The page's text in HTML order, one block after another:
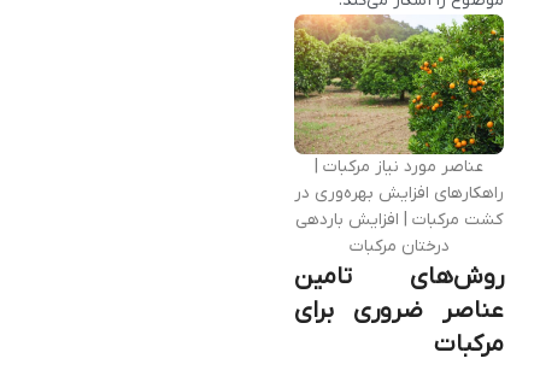
عناصر مورد نیاز مرکبات |
راهکارهای افزایش بهره‌وری در
کشت مرکبات | افزایش باردهی
درختان مرکبات
روش‌های تامین
عناصر ضروری برای
مرکبات